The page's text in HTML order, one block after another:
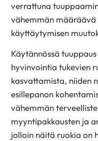
verrattuna
vähemmän
käyttäytymisen
Käytännössä
hyvinvointia tukevien
kasvattamista, niiden
esillepanon
vähemmän
myyntipakkausten ja
jolloin näitä ruokia on